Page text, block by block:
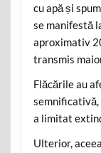
cu apă și
se manifestă
aproximativ
transmis
Flăcările au
a limitat
Ulterior,